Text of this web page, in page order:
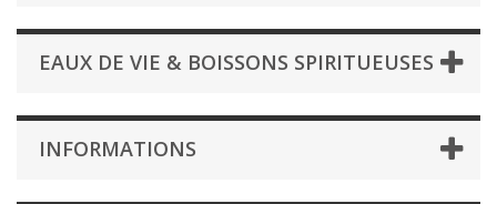
EAUX DE VIE & BOISSONS SPIRITUEUSES
INFORMATIONS